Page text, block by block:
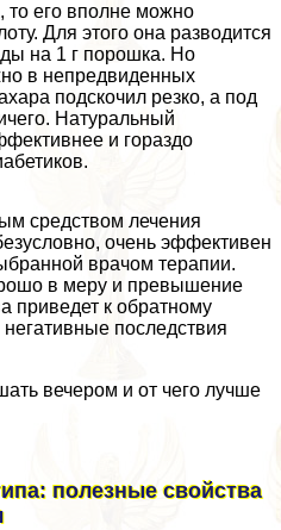
то его вполне можно
Для этого она разводится
на 1 г порошка. Но
в непредвиденных
подскочил резко, а под
Натуральный
и гораздо
средством лечения
очень эффективен
врачом терапии.
в меру и превышение
приведет к обратному
негативные последствия
вечером и от чего лучше
полезные свойства